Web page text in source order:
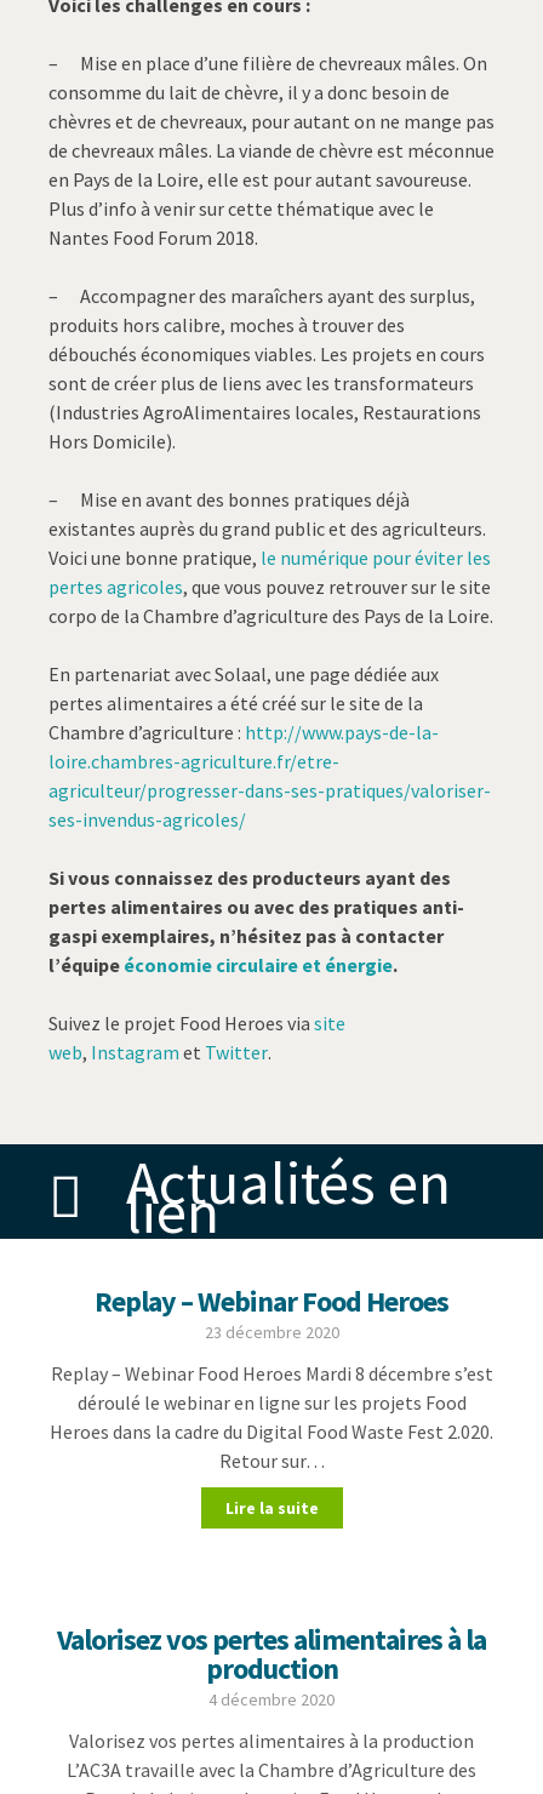
Voici les challenges en cours :
– Mise en place d’une filière de chevreaux mâles. On
consomme du lait de chèvre, il y a donc besoin de
chèvres et de chevreaux, pour autant on ne mange pas
de chevreaux mâles. La viande de chèvre est méconnue
en Pays de la Loire, elle est pour autant savoureuse.
Plus d’info à venir sur cette thématique avec le
Nantes Food Forum 2018.
– Accompagner des maraîchers ayant des surplus,
produits hors calibre, moches à trouver des
débouchés économiques viables. Les projets en cours
sont de créer plus de liens avec les transformateurs
(Industries AgroAlimentaires locales, Restaurations
Hors Domicile).
– Mise en avant des bonnes pratiques déjà
existantes auprès du grand public et des agriculteurs.
Voici une bonne pratique, le numérique pour éviter les
pertes agricoles, que vous pouvez retrouver sur le site
corpo de la Chambre d’agriculture des Pays de la Loire.
En partenariat avec Solaal, une page dédiée aux
pertes alimentaires a été créé sur le site de la
Chambre d’agriculture : http://www.pays-de-la-
loire.chambres-agriculture.fr/etre-
agriculteur/progresser-dans-ses-pratiques/valoriser-
ses-invendus-agricoles/
Si vous connaissez des producteurs ayant des
pertes alimentaires ou avec des pratiques anti-
gaspi exemplaires, n’hésitez pas à contacter
l’équipe économie circulaire et énergie.
Suivez le projet Food Heroes via site
web, Instagram et Twitter.
Actualités en
lien
Replay – Webinar Food Heroes
23 décembre 2020
Replay – Webinar Food Heroes Mardi 8 décembre s’est
déroulé le webinar en ligne sur les projets Food
Heroes dans la cadre du Digital Food Waste Fest 2.020.
Retour sur…
Lire la suite
Valorisez vos pertes alimentaires à la
production
4 décembre 2020
Valorisez vos pertes alimentaires à la production
L’AC3A travaille avec la Chambre d’Agriculture des